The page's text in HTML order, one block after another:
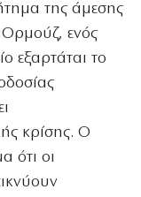
της άμεσης
Ορμούζ, ενός
εξαρτάται το
κρίσης. Ο
ότι οι